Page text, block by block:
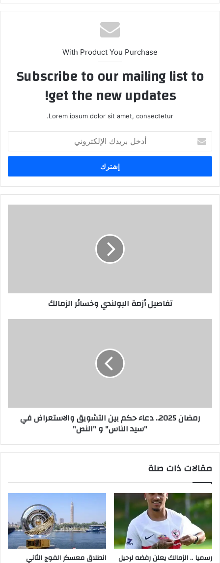
With Product You Purchase
Subscribe to our mailing list to
get the new updates!
Lorem ipsum dolor sit amet, consectetur.
بريدك
الإلكتروني
تفاصيل أزمة البولندي وخسائر الزمالك
رمضان 2025.. دعاء حكم بين التشويق والاستعراض في
"سيد الناس" و "النص"
مقالات ذات صلة
رسميا .. الزمالك يعلن رفضه لرحيل انطلاق معسكر الفوج الثاني